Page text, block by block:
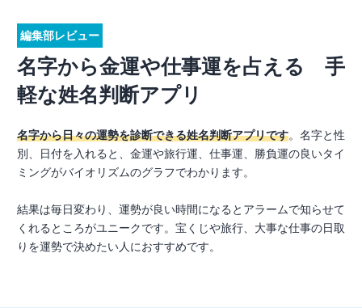
編集部レビュー
名字から金運や仕事運を占える 手
軽な姓名判断アプリ
名字から日々の運勢を診断できる姓名判断アプリです。名字と性
別、日付を入れると、金運や旅行運、仕事運、勝負運の良いタイ
ミングがバイオリズムのグラフでわかります。
結果は毎日変わり、運勢が良い時間になるとアラームで知らせて
くれるところがユニークです。宝くじや旅行、大事な仕事の日取
りを運勢で決めたい人におすすめです。